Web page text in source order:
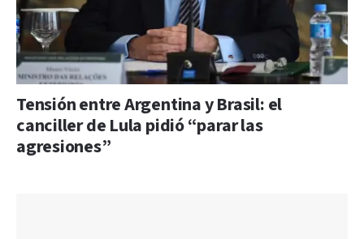
Tensión entre Argentina y Brasil: el
canciller de Lula pidió “parar las
agresiones”